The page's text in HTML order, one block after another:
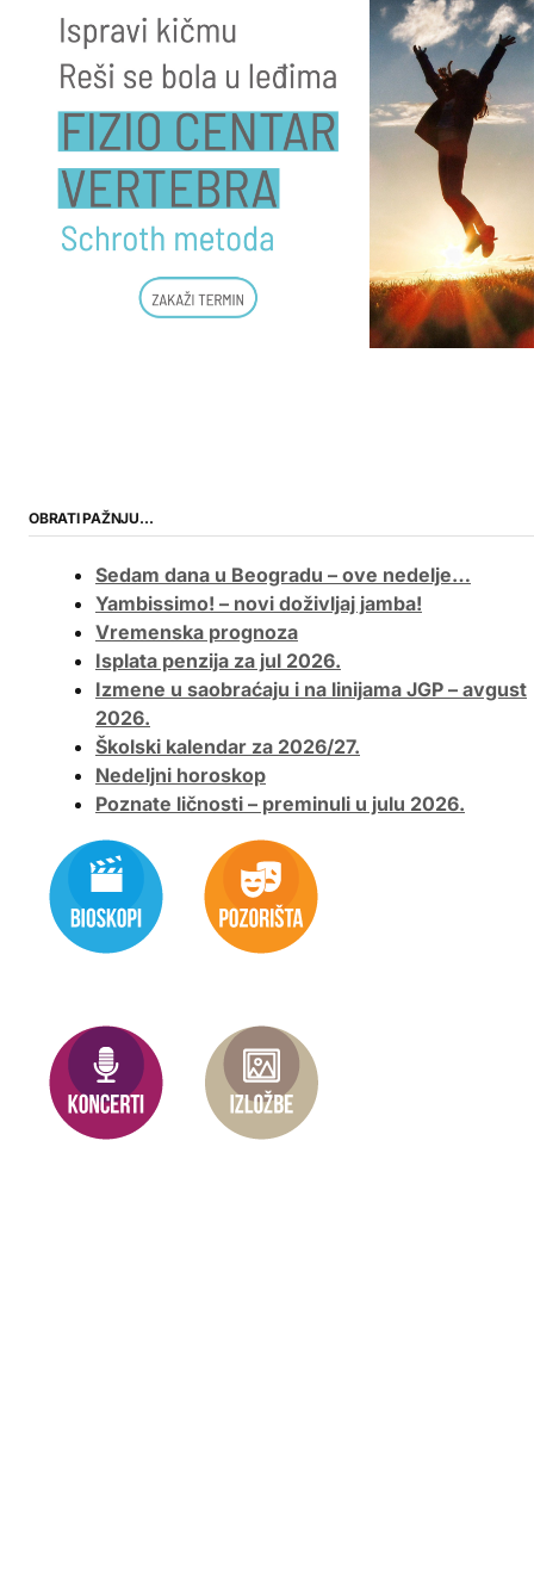
OBRATI PAŽNJU…
Sedam dana u Beogradu – ove nedelje…
Yambissimo! – novi doživljaj jamba!
Vremenska prognoza
Isplata penzija za jul 2026.
Izmene u saobraćaju i na linijama JGP – avgust
2026.
Školski kalendar za 2026/27.
Nedeljni horoskop
Poznate ličnosti – preminuli u julu 2026.